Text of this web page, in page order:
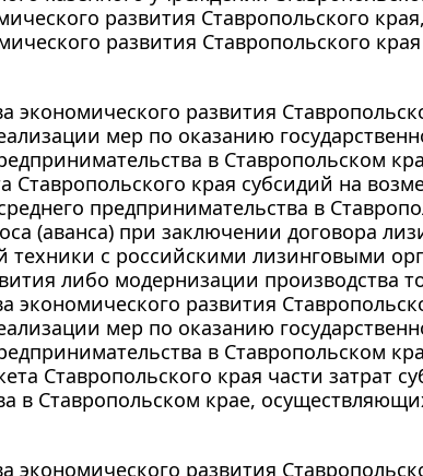
развития Ставропольского
развития Ставропольского
экономического развития
мер по оказанию
в Ставропольском
Ставропольского края субсидий на
предпринимательства в
(аванса) при заключении договора
техники с российскими лизинговыми
либо модернизации производства
экономического развития
мер по оказанию
в Ставропольском
Ставропольского края части затрат
в Ставропольском крае,
экономического развития